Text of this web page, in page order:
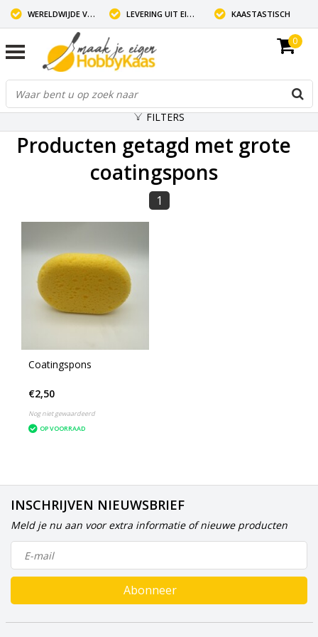
WERELDWIJDE VERZENDING LEVERING UIT EIGEN VOORRAAD KAASTASTISCH
0
FILTERS
Producten getagd met grote
coatingspons
1
Coatingspons
€2,50
Nog niet gewaardeerd
OP VOORRAAD
INSCHRIJVEN NIEUWSBRIEF
Meld je nu aan voor extra informatie of nieuwe producten
Abonneer